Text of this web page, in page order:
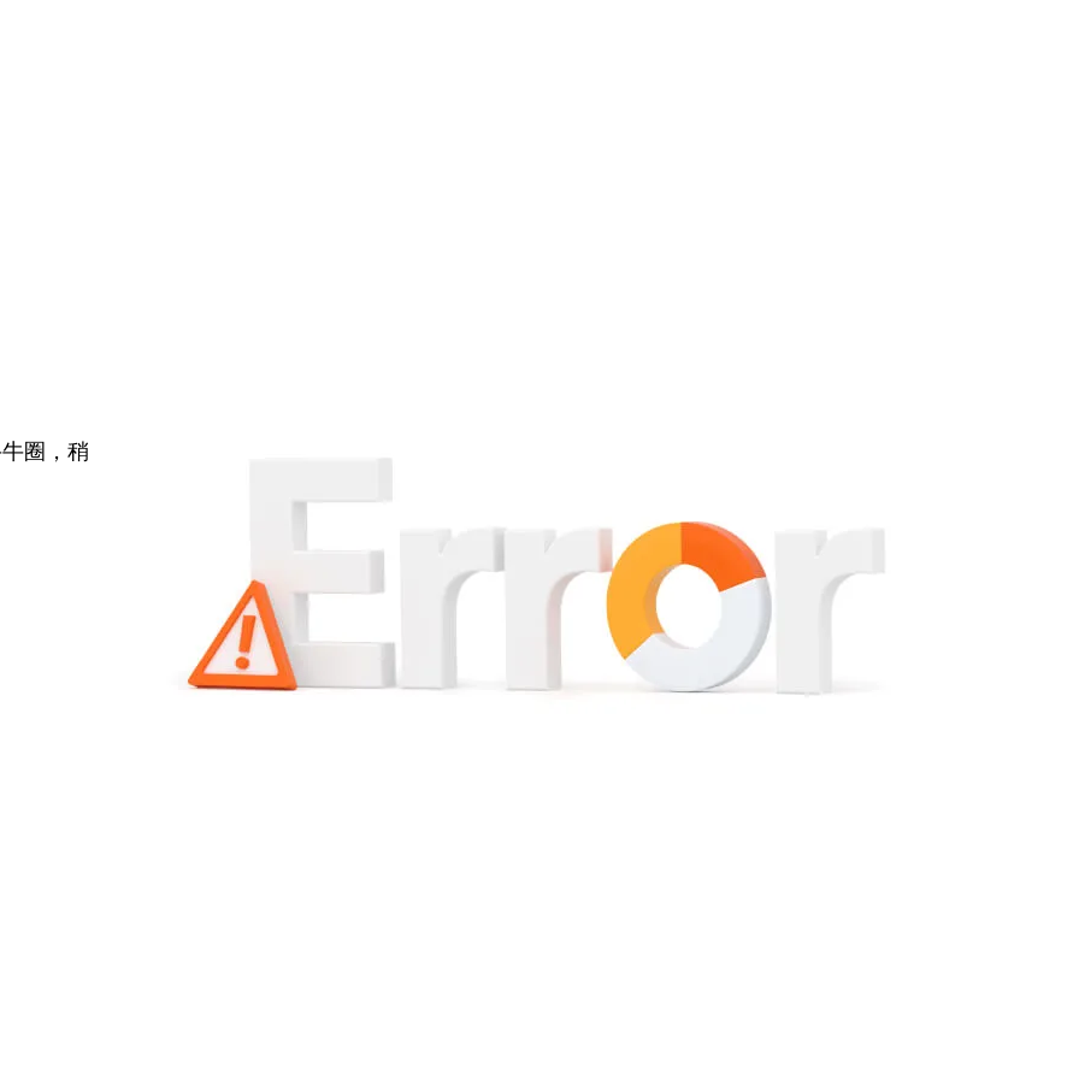
圈，稍